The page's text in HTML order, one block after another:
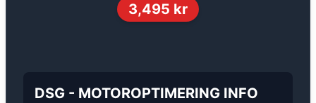
3,495 kr
DSG - MOTOROPTIMERING INFO